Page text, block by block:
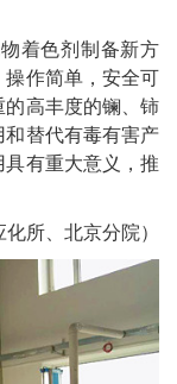
着色剂制备新方
作简单，安全可
高丰度的镧、铈
和替代有毒有害产
有重大意义，推
化所、北京分院）